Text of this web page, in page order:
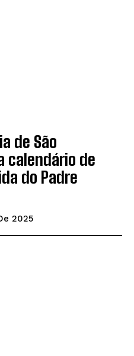
de São
calendário de
do Padre
2025